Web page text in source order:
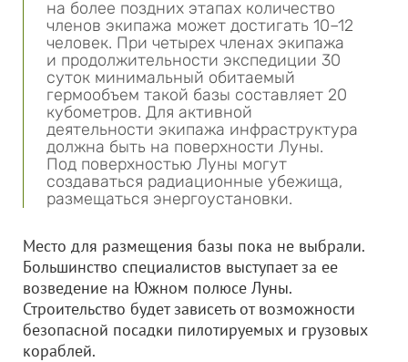
на более поздних этапах количество
членов экипажа может достигать 10–12
человек. При четырех членах экипажа
и продолжительности экспедиции 30
суток минимальный обитаемый
гермообъем такой базы составляет 20
кубометров. Для активной
деятельности экипажа инфраструктура
должна быть на поверхности Луны.
Под поверхностью Луны могут
создаваться радиационные убежища,
размещаться энергоустановки.
Место для размещения базы пока не выбрали.
Большинство специалистов выступает за ее
возведение на Южном полюсе Луны.
Строительство будет зависеть от возможности
безопасной посадки пилотируемых и грузовых
кораблей.